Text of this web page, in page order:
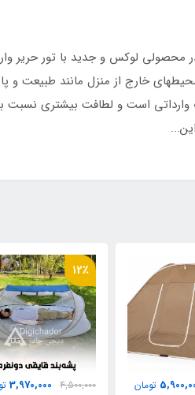
حریر ریزبافت متراکم طرحدار
محصولی لوکس و جدید با تور حریر
خارج از منزل مانند طبیعت و
وارداتی است و لطافت بیشتری
تومان
12٪
4,500,000
3,970,000